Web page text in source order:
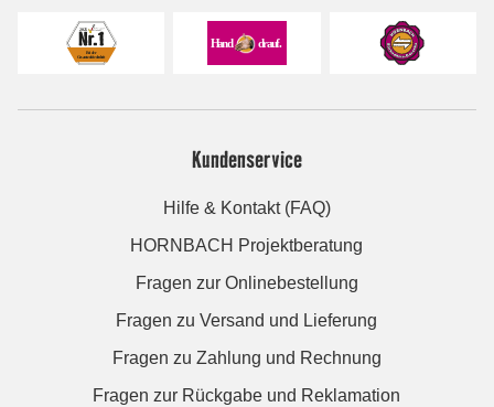
Kundenservice
Hilfe & Kontakt (FAQ)
HORNBACH Projektberatung
Fragen zur Onlinebestellung
Fragen zu Versand und Lieferung
Fragen zu Zahlung und Rechnung
Fragen zur Rückgabe und Reklamation